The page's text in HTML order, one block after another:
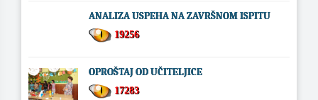
ANALIZA USPEHA NA ZAVRŠNOM ISPITU
19256
OPROŠTAJ OD UČITELJICE
17283